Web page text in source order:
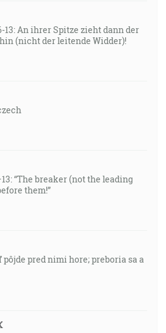
13: An ihrer Spitze zieht dann der
(nicht der leitende Widder)!
“The breaker (not the leading
them!”
pred nimi hore; preboria sa a